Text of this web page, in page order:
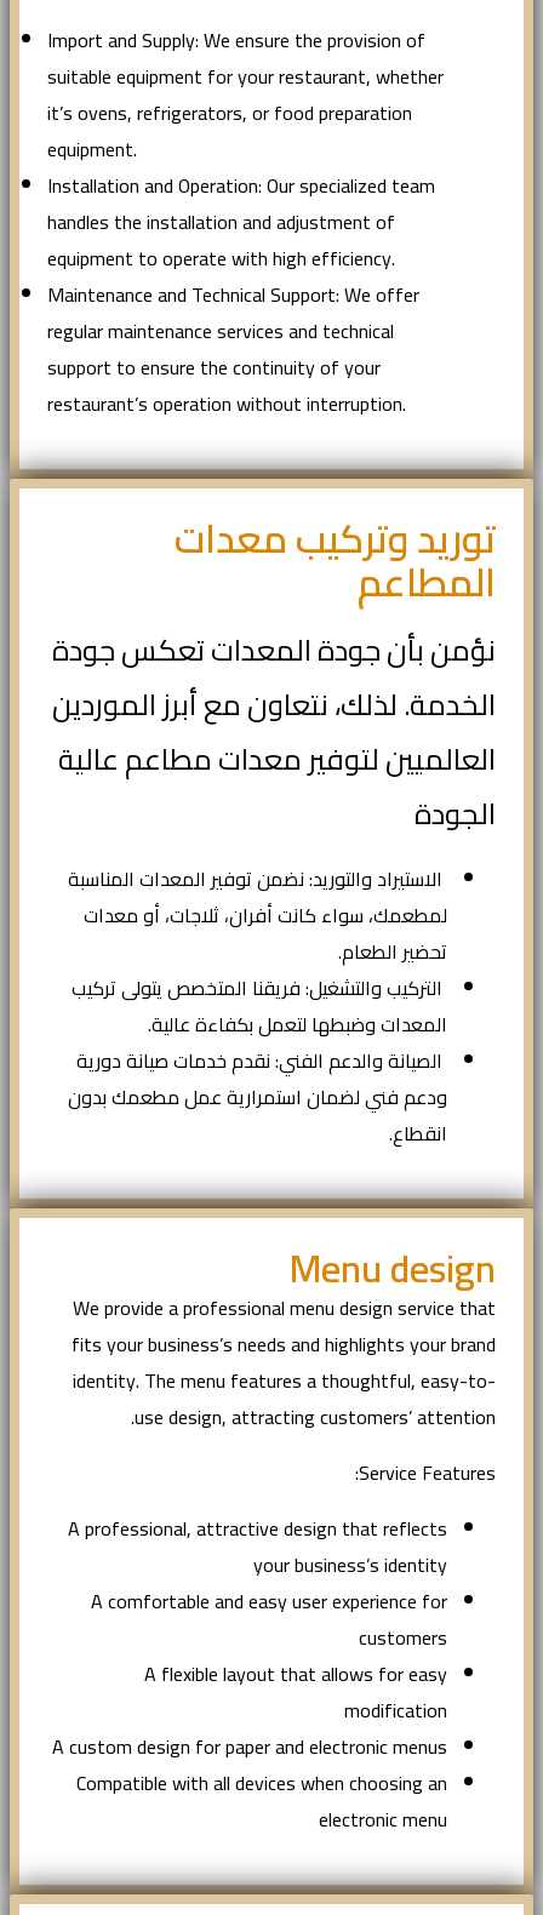
Import and Supply: We ensure the provision of
suitable equipment for your restaurant, whether
it’s ovens, refrigerators, or food preparation
equipment.
Installation and Operation: Our specialized team
handles the installation and adjustment of
equipment to operate with high efficiency.
Maintenance and Technical Support: We offer
regular maintenance services and technical
support to ensure the continuity of your
restaurant’s operation without interruption.
توريد وتركيب معدات
المطاعم
نؤمن بأن جودة المعدات تعكس جودة
الخدمة. لذلك، نتعاون مع أبرز الموردين
العالميين لتوفير معدات مطاعم عالية
الجودة
الاستيراد والتوريد: نضمن توفير المعدات المناسبة
لمطعمك، سواء كانت أفران، ثلاجات، أو معدات
تحضير الطعام.
التركيب والتشغيل: فريقنا المتخصص يتولى تركيب
المعدات وضبطها لتعمل بكفاءة عالية.
الصيانة والدعم الفني: نقدم خدمات صيانة دورية
ودعم فني لضمان استمرارية عمل مطعمك بدون
انقطاع.
Menu design
We provide a professional menu design service that
fits your business’s needs and highlights your brand
identity. The menu features a thoughtful, easy-to-
use design, attracting customers’ attention.
Service Features:
A professional, attractive design that reflects
your business’s identity
A comfortable and easy user experience for
customers
A flexible layout that allows for easy
modification
A custom design for paper and electronic menus
Compatible with all devices when choosing an
electronic menu